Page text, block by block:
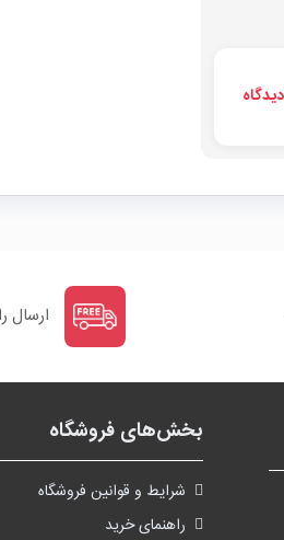
ارسال
بخش‌های فروشگاه
شرايط و قوانین فروشگاه
راهنمای خرید